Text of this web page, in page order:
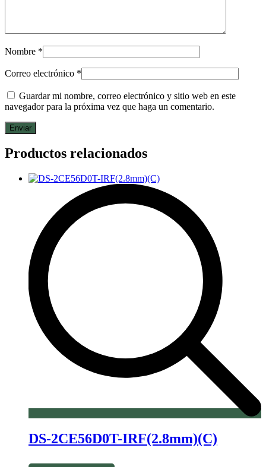
Nombre *
Correo electrónico *
Guardar mi nombre, correo electrónico y sitio web en este
navegador para la próxima vez que haga un comentario.
Productos relacionados
DS-2CE56D0T-IRF(2.8mm)(C)